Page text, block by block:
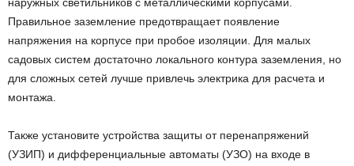
Правильное заземление предотвращает появление
напряжения на корпусе при пробое изоляции. Для малых
садовых систем достаточно локального контура заземления, но
для сложных сетей лучше привлечь электрика для расчета и
монтажа.
Также установите устройства защиты от перенапряжений
(УЗИП) и дифференциальные автоматы (УЗО) на входе в